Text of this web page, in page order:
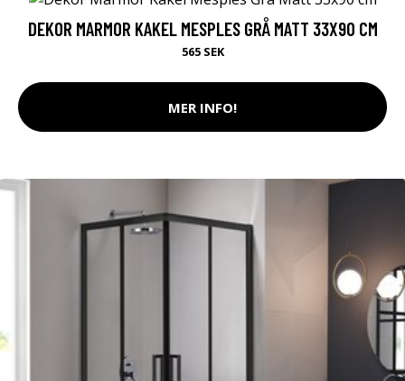
DEKOR MARMOR KAKEL MESPLES GRÅ MATT 33X90 CM
565 SEK
MER INFO!